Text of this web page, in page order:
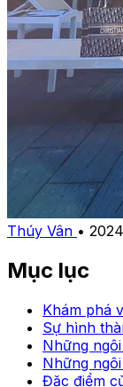
Thúy Vân •
Mục lục
Khám phá
Sự hình
Những
Những
Đặc điểm